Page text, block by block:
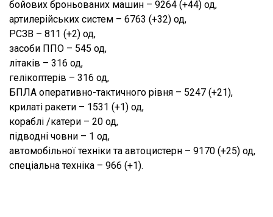
бойових броньованих машин – 9264 (+44) од,
артилерійських систем – 6763 (+32) од,
РСЗВ – 811 (+2) од,
засоби ППО – 545 од,
літаків – 316 од,
гелікоптерів – 316 од,
БПЛА оперативно-тактичного рівня – 5247 (+21),
крилаті ракети – 1531 (+1) од,
кораблі /катери – 20 од,
підводні човни – 1 од,
автомобільної техніки та автоцистерн – 9170 (+25) од,
спеціальна техніка – 966 (+1).